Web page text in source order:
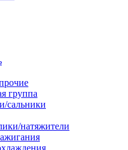
группа
сальники
натяжители